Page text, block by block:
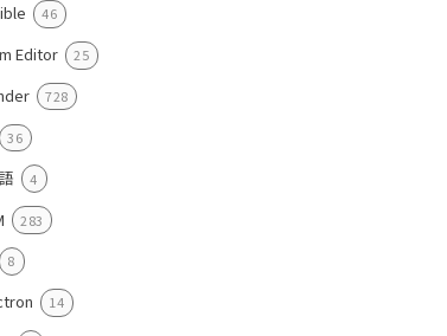
46
Editor 25
728
36
4
283
8
14